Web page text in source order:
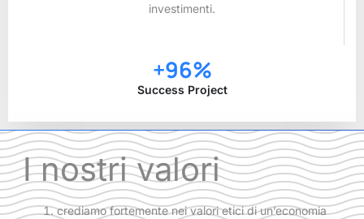
investimenti.
Success Project
+96%
I nostri valori
crediamo fortemente nei valori etici di un’economia